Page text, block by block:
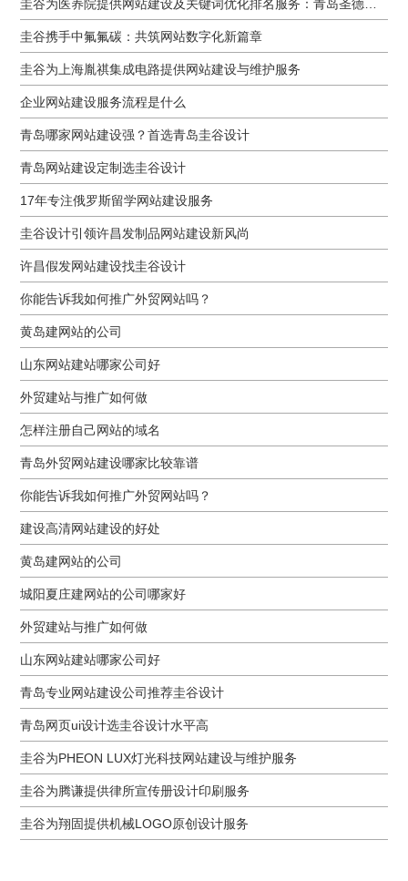
圭谷携手中氟氟碳：共筑网站数字化新篇章
圭谷为上海胤祺集成电路提供网站建设与维护服务
企业网站建设服务流程是什么
青岛哪家网站建设强？首选青岛圭谷设计
青岛网站建设定制选圭谷设计
17年专注俄罗斯留学网站建设服务
圭谷设计引领许昌发制品网站建设新风尚
许昌假发网站建设找圭谷设计
你能告诉我如何推广外贸网站吗？
黄岛建网站的公司
山东网站建站哪家公司好
外贸建站与推广如何做
怎样注册自己网站的域名
青岛外贸网站建设哪家比较靠谱
你能告诉我如何推广外贸网站吗？
建设高清网站建设的好处
黄岛建网站的公司
城阳夏庄建网站的公司哪家好
外贸建站与推广如何做
山东网站建站哪家公司好
青岛专业网站建设公司推荐圭谷设计
青岛网页ui设计选圭谷设计水平高
圭谷为PHEON LUX灯光科技网站建设与维护服务
圭谷为腾谦提供律所宣传册设计印刷服务
圭谷为翔固提供机械LOGO原创设计服务